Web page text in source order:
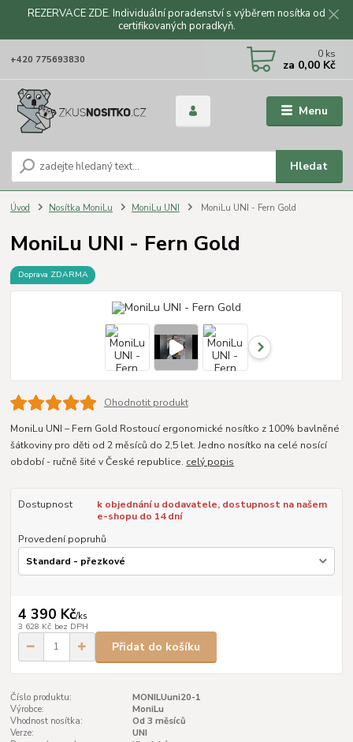
REZERVACE ZDE. Individuální poradenství s výběrem nosítka od
certifikovaných poradkyň.
Menu
Hledat
+420 775693830 0 ks
za 0,00 Kč
Úvod Nosítka MoniLu MoniLu UNI MoniLu UNI - Fern Gold
MoniLu UNI - Fern Gold
Doprava ZDARMA
Ohodnotit produkt
MoniLu UNI – Fern Gold Rostoucí ergonomické nosítko z 100% bavlněné
šátkoviny pro děti od 2 měsíců do 2,5 let. Jedno nosítko na celé nosící
období - ručně šité v České republice. celý popis
Dostupnost
k objednání u dodavatele, dostupnost na našem
e-shopu do 14 dní
Provedení popruhů
4 390 Kč/ks
3 628 Kč bez DPH
Přidat do košíku
Číslo produktu:
MONILUuni20-1
Výrobce:
MoniLu
Vhodnost nosítka:
Od 3 měsíců
Verze:
UNI